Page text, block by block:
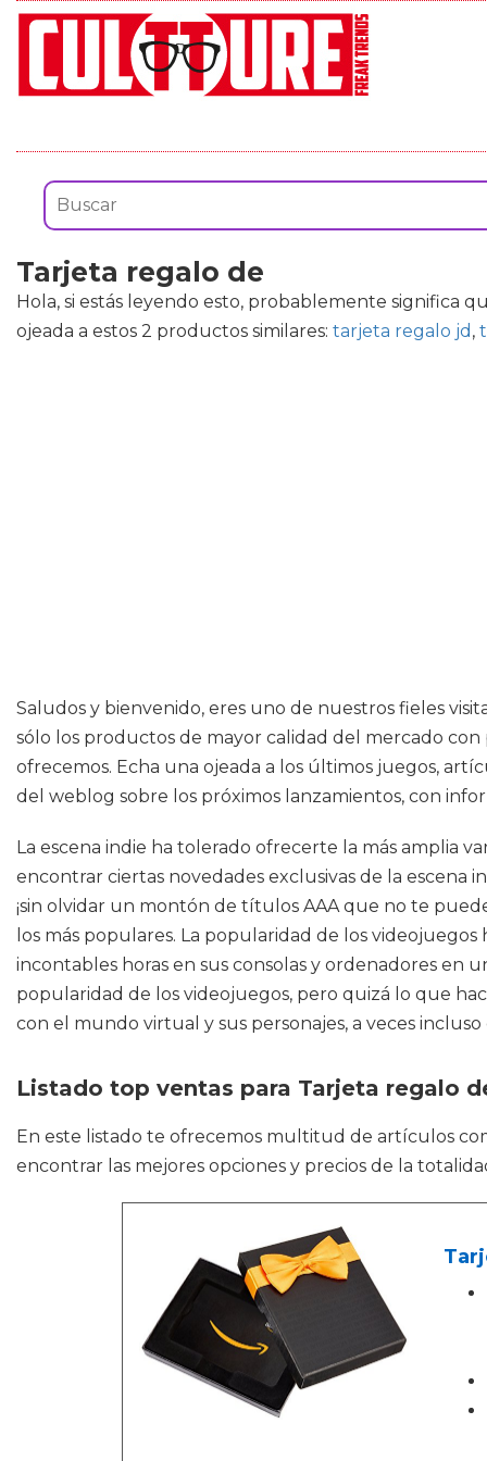
Tarjeta regalo de
Hola, si estás leyendo esto, probablemente significa
ojeada a estos 2 productos similares: tarjeta regalo jd ,
Saludos y bienvenido, eres uno de nuestros fieles
sólo los productos de mayor calidad del mercado
ofrecemos. Echa una ojeada a los últimos juegos,
del weblog sobre los próximos lanzamientos, con
La escena indie ha tolerado ofrecerte la más amplia
encontrar ciertas novedades exclusivas de la escena
¡sin olvidar un montón de títulos AAA que no te
los más populares. La popularidad de los
incontables horas en sus consolas y ordenadores
popularidad de los videojuegos, pero quizá lo que
con el mundo virtual y sus personajes, a veces
Listado top ventas para Tarjeta regalo
En este listado te ofrecemos multitud de artículos
encontrar las mejores opciones y precios de la